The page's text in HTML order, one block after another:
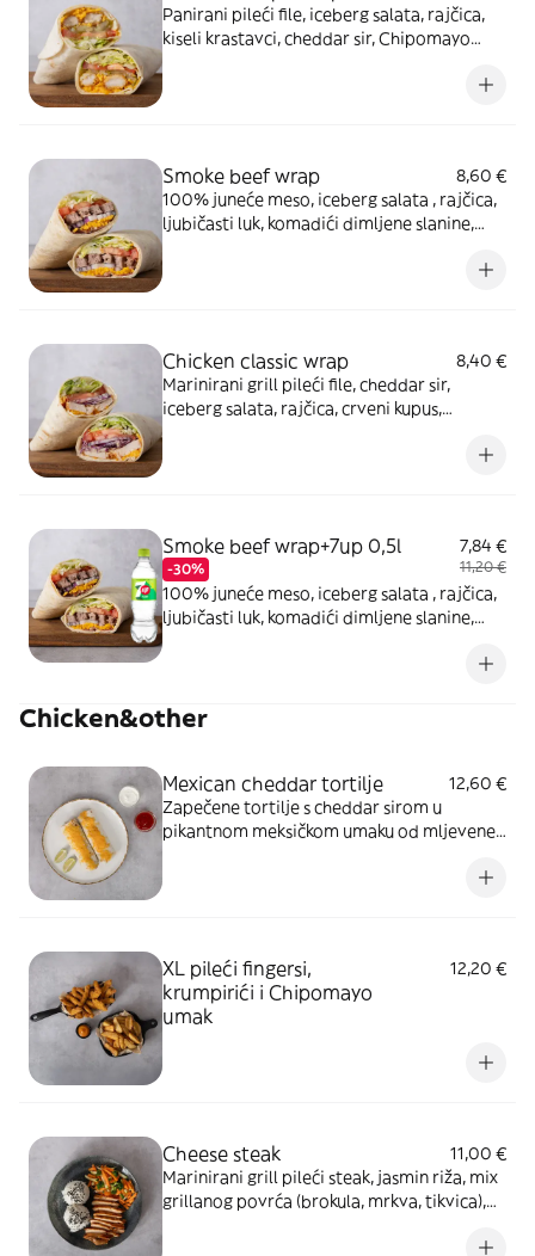
Panirani pileći file, iceberg salata, rajčica,
kiseli krastavci, cheddar sir, Chipomayo
Smoke beef wrap
8,60 €
100% juneće meso, iceberg salata , rajčica,
ljubičasti luk, komadići dimljene slanine,
Chicken classic wrap
8,40 €
Marinirani grill pileći file, cheddar sir,
iceberg salata, rajčica, crveni kupus,
Smoke beef wrap+7up 0,5l
-30%
7,84 €
11,20 €
100% juneće meso, iceberg salata , rajčica,
ljubičasti luk, komadići dimljene slanine,
Chicken&other
Mexican cheddar tortilje
12,60 €
Zapečene tortilje s cheddar sirom u
pikantnom meksičkom umaku od mljevene
XL pileći fingersi,
krumpirići i Chipomayo
umak
12,20 €
Cheese steak
11,00 €
Marinirani grill pileći steak, jasmin riža, mix
grillanog povrća (brokula, mrkva, tikvica),